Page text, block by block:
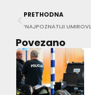
PRETHODNA
Povezano